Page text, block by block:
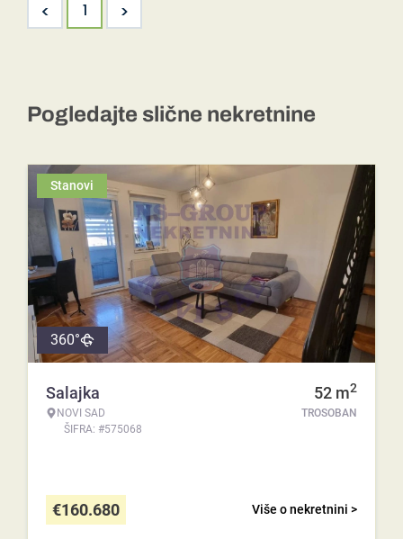
< 1 >
Pogledajte slične nekretnine
Stanovi
360°
Salajka
NOVI SAD
ŠIFRA: #575068
52 m2
TROSOBAN
Više o nekretnini >
€160.680